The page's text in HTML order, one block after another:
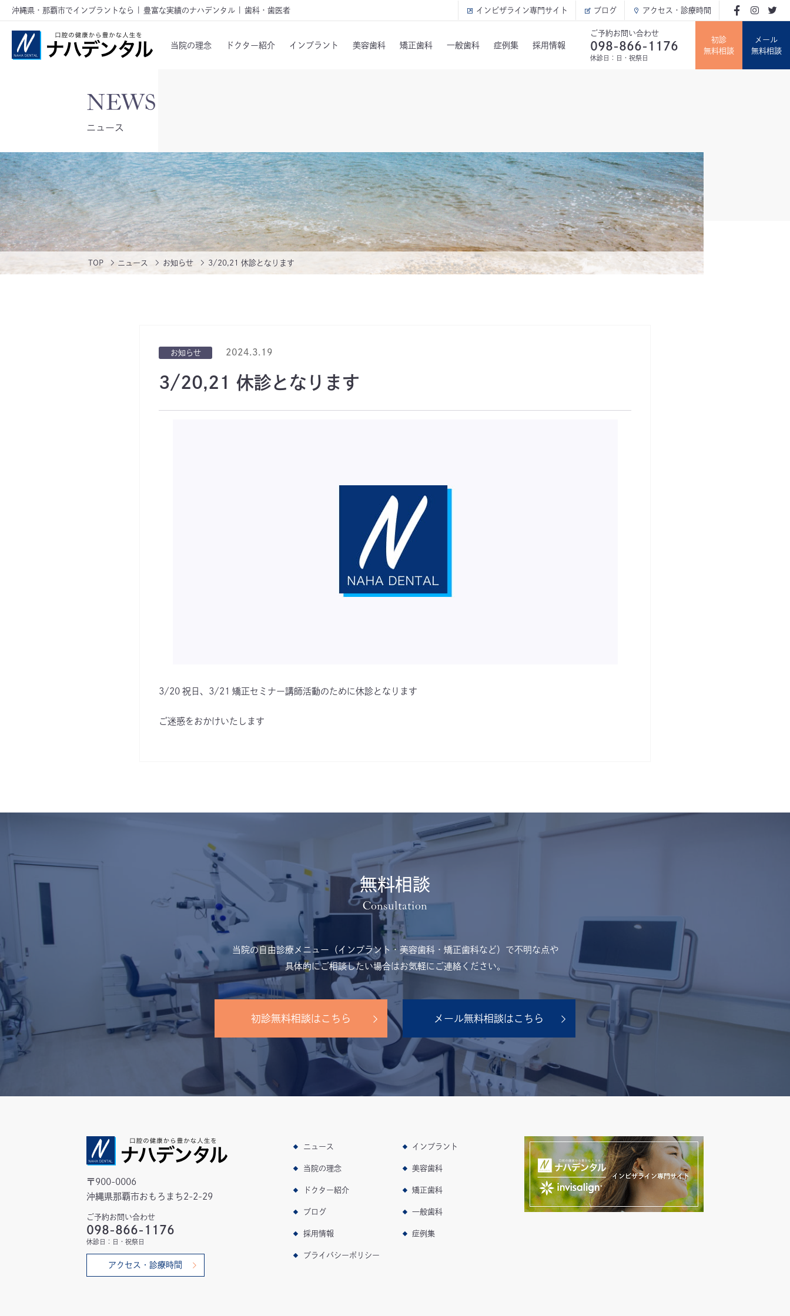
沖縄県・那覇市でインプラントなら | 豊富な実績のナハデンタル | 歯科・歯医者 インビザライン専門サイト ブログ アクセス・診療時間
当院の理念 ドクター紹介 インプラント 美容歯科 矯正歯科 一般歯科 症例集 採用情報
ご予約お問い合わせ
098-866-1176
休診日：日・祝祭日
初診
無料相談
メール
無料相談
ニュース
TOP ニュース お知らせ 3/20,21 休診となります
お知らせ 2024.3.19
3/20,21 休診となります
3/20 祝日、3/21 矯正セミナー講師活動のために休診となります
ご迷惑をおかけいたします
無料相談
当院の自由診療メニュー（インプラント・美容歯科・矯正歯科など）で不明な点や
具体的にご相談したい場合はお気軽にご連絡ください。
初診無料相談はこちら メール無料相談はこちら
〒900-0006
沖縄県那覇市おもろまち2-2-29
ご予約お問い合わせ
098-866-1176
休診日：日・祝祭日
アクセス・診療時間
ニュース
当院の理念
ドクター紹介
ブログ
採用情報
プライバシーポリシー
インプラント
美容歯科
矯正歯科
一般歯科
症例集